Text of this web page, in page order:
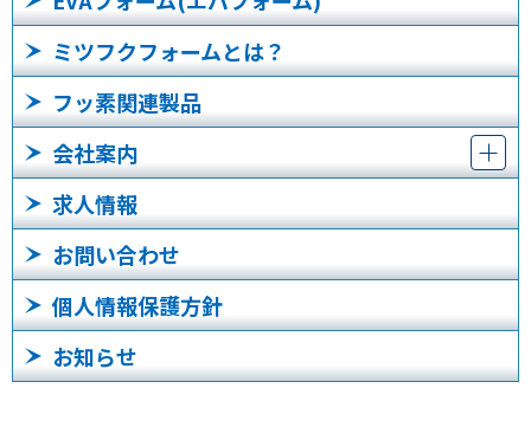
ミツフクフォームとは？
フッ素関連製品
会社案内
求人情報
お問い合わせ
個人情報保護方針
お知らせ